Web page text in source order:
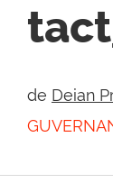
de Deian